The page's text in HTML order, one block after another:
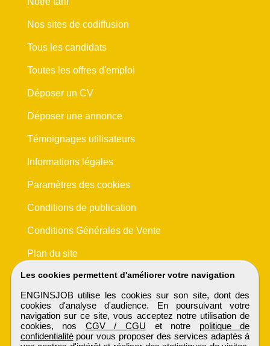
Les cookies permettent d'améliorer votre navigation
ENGINSJOB utilise les cookies sur son site, dont des
cookies d'analyse d'audience. En poursuivant votre
navigation sur ce site, vous acceptez notre utilisation de
cookies, nos CGV / CGU et notre politique de
confidentialitépour vous proposer des services adaptés à
Nos sites de codiffusion
Tous les candidats
Toutes les offres d'emploi
Déposer un CV
Déposer une annonce
Témoignages utilisateurs
Informations légales
Paramètres des cookies
Conditions de publication
Conditions Générales de Vente
Plan du site